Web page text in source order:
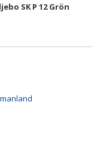
SK P 12 Grön